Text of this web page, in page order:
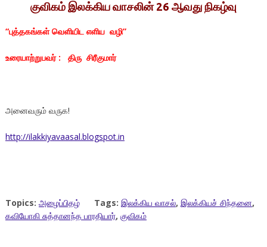
குவிகம் இலக்கிய வாசலின் 26 ஆவது நிகழ்வு
“புத்தகங்கள் வெளியிட எளிய வழி”
உரையாற்றுபவர் : திரு சிரீகுமார்
அனைவரும் வருக!
http://ilakkiyavaasal.blogspot.in
Topics: அழைப்பிதழ் Tags: இலக்கிய வாசல், இலக்கியச் சிந்தனை,
கவியோகி சுத்தானந்த பாரதியார், குவிகம்